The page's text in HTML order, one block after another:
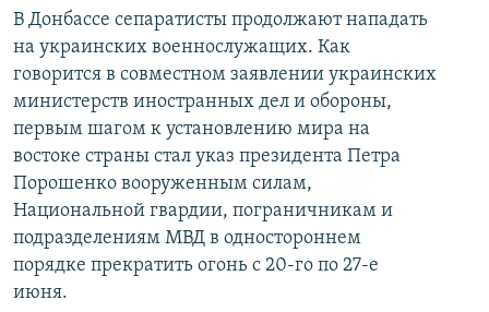
XƏBƏR BÜLLETENLƏRIMIZ
В Донбассе сепаратисты продолжают нападать
на украинских военнослужащих. Как
говорится в совместном заявлении украинских
министерств иностранных дел и обороны,
первым шагом к установлению мира на
востоке страны стал указ президента Петра
Порошенко вооруженным силам,
Национальной гвардии, пограничникам и
подразделениям МВД в одностороннем
порядке прекратить огонь с 20-го по 27-е
июня.